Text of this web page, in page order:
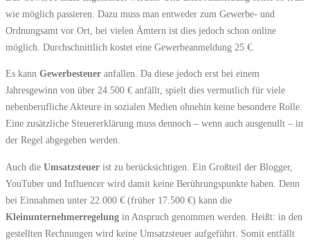
wie möglich passieren. Dazu muss man entweder zum Gewerbe- und
Ordnungsamt vor Ort, bei vielen Ämtern ist dies jedoch schon online
möglich. Durchschnittlich kostet eine Gewerbeanmeldung 25 €.
Es kann Gewerbesteuer anfallen. Da diese jedoch erst bei einem
Jahresgewinn von über 24.500 € anfällt, spielt dies vermutlich für viele
nebenberufliche Akteure in sozialen Medien ohnehin keine besondere Rolle.
Eine zusätzliche Steuererklärung muss dennoch – wenn auch ausgenullt – in
der Regel abgegeben werden.
Auch die Umsatzsteuer ist zu berücksichtigen. Ein Großteil der Blogger,
YouTuber und Influencer wird damit keine Berührungspunkte haben. Denn
bei Einnahmen unter 22.000 € (früher 17.500 €) kann die
Kleinunternehmerregelung in Anspruch genommen werden. Heißt: in den
gestellten Rechnungen wird keine Umsatzsteuer aufgeführt. Somit entfällt